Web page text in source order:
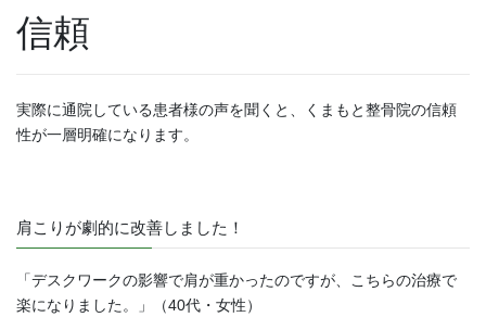
信頼
実際に通院している患者様の声を聞くと、くまもと整骨院の信頼
性が一層明確になります。
肩こりが劇的に改善しました！
「デスクワークの影響で肩が重かったのですが、こちらの治療で
楽になりました。」（40代・女性）